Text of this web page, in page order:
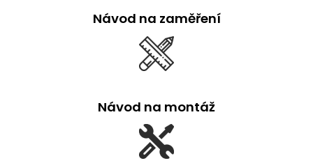
Návod na zaměření
Návod na montáž